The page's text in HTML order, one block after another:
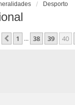
Desporto
40De45
Anterior
1 ... 38 39 40